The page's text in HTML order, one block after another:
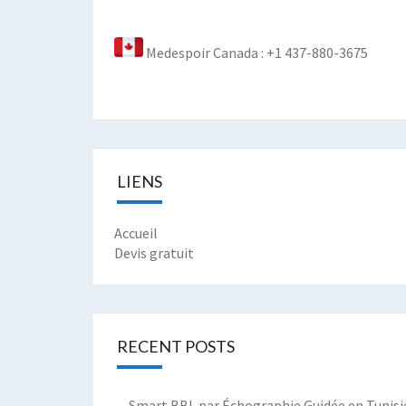
Medespoir Canada : +1 437-880-3675
LIENS
Accueil
Devis gratuit
RECENT POSTS